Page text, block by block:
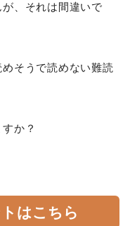
、それは間違いで
そうで読めない難読
か？
はこちら